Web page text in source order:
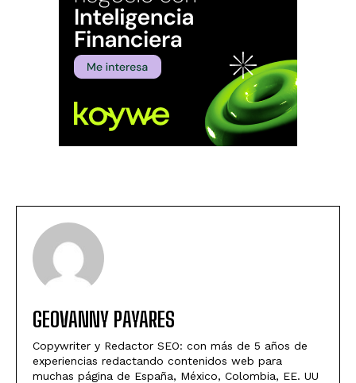
GEOVANNY PAYARES
Copywriter y Redactor SEO: con más de 5 años de
experiencias redactando contenidos web para
muchas página de España, México, Colombia, EE. UU